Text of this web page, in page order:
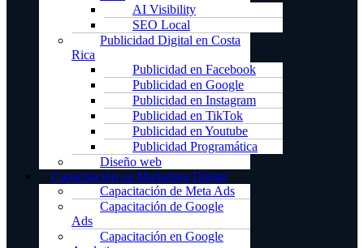
AI Visibility
SEO Local
Publicidad Digital en Costa
Rica
Publicidad en Facebook
Publicidad en Google
Publicidad en Instagram
Publicidad en TikTok
Publicidad en Youtube
Publicidad Programática
Diseño web
Capacitación en Marketing Digital
Capacitación de Meta Ads
Capacitación de Google
Ads
Capacitación en Google